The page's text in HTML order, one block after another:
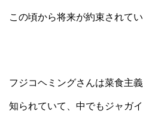
この頃から将来が約束されて
フジコヘミングさんは菜食主
知られていて、中でもジャガ